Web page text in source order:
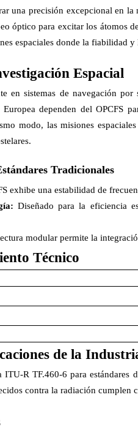
una precisión excepcional en
óptico para excitar los átomos
espaciales donde la fiabilidad
Espacial
en sistemas de navegación
dependen del OPCFS
modo, las misiones
Tradicionales
exhibe una estabilidad de
Diseñado para la eficiencia
modular permite la
Técnico
de la
ITU-R TF.460-6 para
contra la radiación